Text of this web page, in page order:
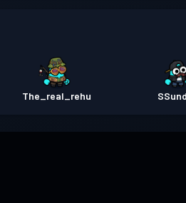
The_real_rehu